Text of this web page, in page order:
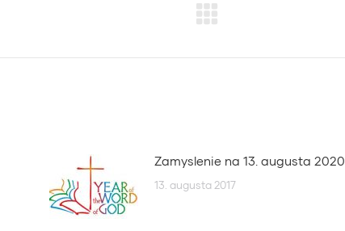
Zamyslenie na 13. augusta 2020
13. augusta 2017